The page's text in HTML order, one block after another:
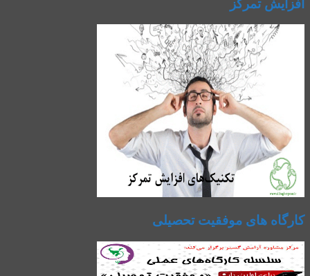
افزایش تمرکز
کارگاه های موفقیت تحصیلی